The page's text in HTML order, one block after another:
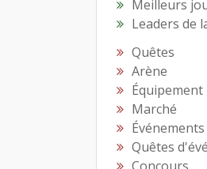
Meilleurs
Leaders de
Quêtes
Arène
Équipement
Marché
Événements
Quêtes